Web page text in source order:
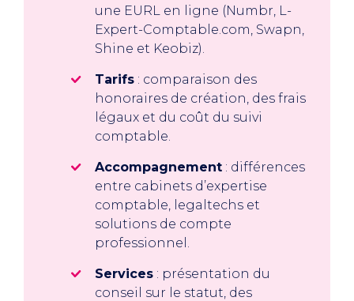
une EURL en ligne (Numbr, L-
Expert-Comptable.com, Swapn,
Shine et Keobiz).
Tarifs : comparaison des
honoraires de création, des frais
légaux et du coût du suivi
comptable.
Accompagnement : différences
entre cabinets d’expertise
comptable, legaltechs et
solutions de compte
professionnel.
Services : présentation du
conseil sur le statut, des